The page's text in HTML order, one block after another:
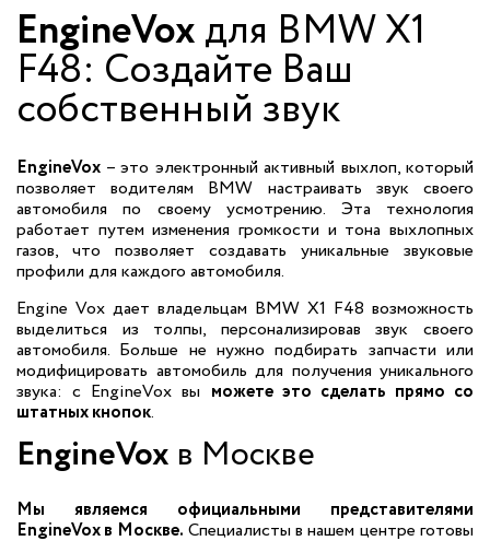
EngineVoxдля BMW X1
F48: Создайте Ваш
собственный звук
EngineVox – это электронный активный выхлоп, который
позволяет водителям BMW настраивать звук своего
автомобиля по своему усмотрению. Эта технология
работает путем изменения громкости и тона выхлопных
газов, что позволяет создавать уникальные звуковые
профили для каждого автомобиля.
Engine Vox дает владельцам BMW X1 F48 возможность
выделиться из толпы, персонализировав звук своего
автомобиля. Больше не нужно подбирать запчасти или
модифицировать автомобиль для получения уникального
звука: с EngineVox вы можете это сделать прямо со
штатных кнопок.
EngineVox в Москве
Мы являемся официальными представителями
EngineVox в Москве. Специалисты в нашем центре готовы